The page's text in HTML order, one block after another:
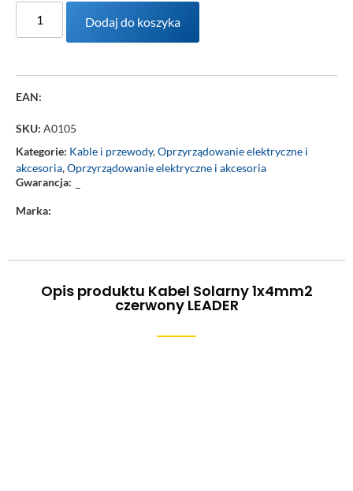
Dodaj do koszyka
EAN:
SKU: A0105
Kategorie: Kable i przewody,Oprzyrządowanie elektryczne i
akcesoria,Oprzyrządowanie elektryczne i akcesoria
Gwarancja: –
Marka:
Opis produktu Kabel Solarny 1x4mm2
czerwony LEADER